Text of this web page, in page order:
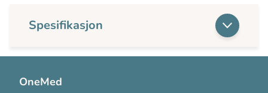
Spesifikasjon
OneMed